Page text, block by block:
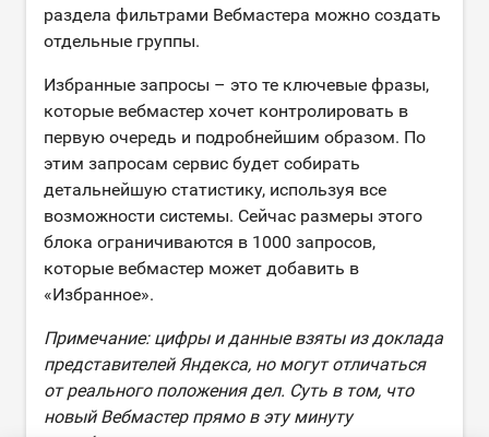
раздела фильтрами Вебмастера можно создать
отдельные группы.
Избранные запросы – это те ключевые фразы,
которые вебмастер хочет контролировать в
первую очередь и подробнейшим образом. По
этим запросам сервис будет собирать
детальнейшую статистику, используя все
возможности системы. Сейчас размеры этого
блока ограничиваются в 1000 запросов,
которые вебмастер может добавить в
«Избранное».
Примечание: цифры и данные взяты из доклада
представителей Яндекса, но могут отличаться
от реального положения дел. Суть в том, что
новый Вебмастер прямо в эту минуту